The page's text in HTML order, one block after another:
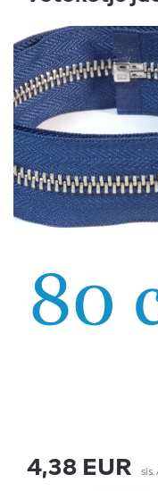
4,38 EUR sis.